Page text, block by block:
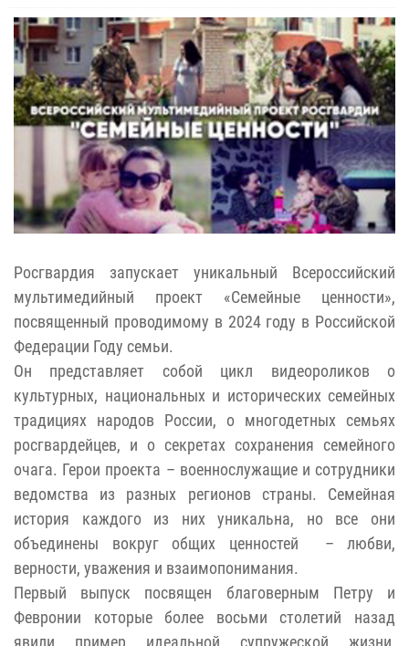
Росгвардия запускает уникальный Всероссийский
мультимедийный проект «Семейные ценности»,
посвященный проводимому в 2024 году в Российской
Федерации Году семьи.
Он представляет собой цикл видеороликов о
культурных, национальных и исторических семейных
традициях народов России, о многодетных семьях
росгвардейцев, и о секретах сохранения семейного
очага. Герои проекта – военнослужащие и сотрудники
ведомства из разных регионов страны. Семейная
история каждого из них уникальна, но все они
объединены вокруг общих ценностей – любви,
верности, уважения и взаимопонимания.
Первый выпуск посвящен благоверным Петру и
Февронии которые более восьми столетий назад
явили пример идеальной супружеской жизни,